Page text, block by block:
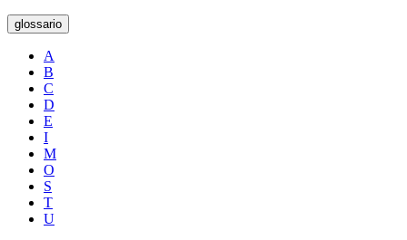
glossario
A
B
C
D
E
I
M
O
S
T
U